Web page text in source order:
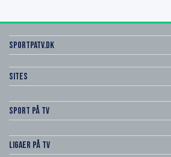
SportPaTV.dk
Sites
Sport på TV
Ligaer på TV